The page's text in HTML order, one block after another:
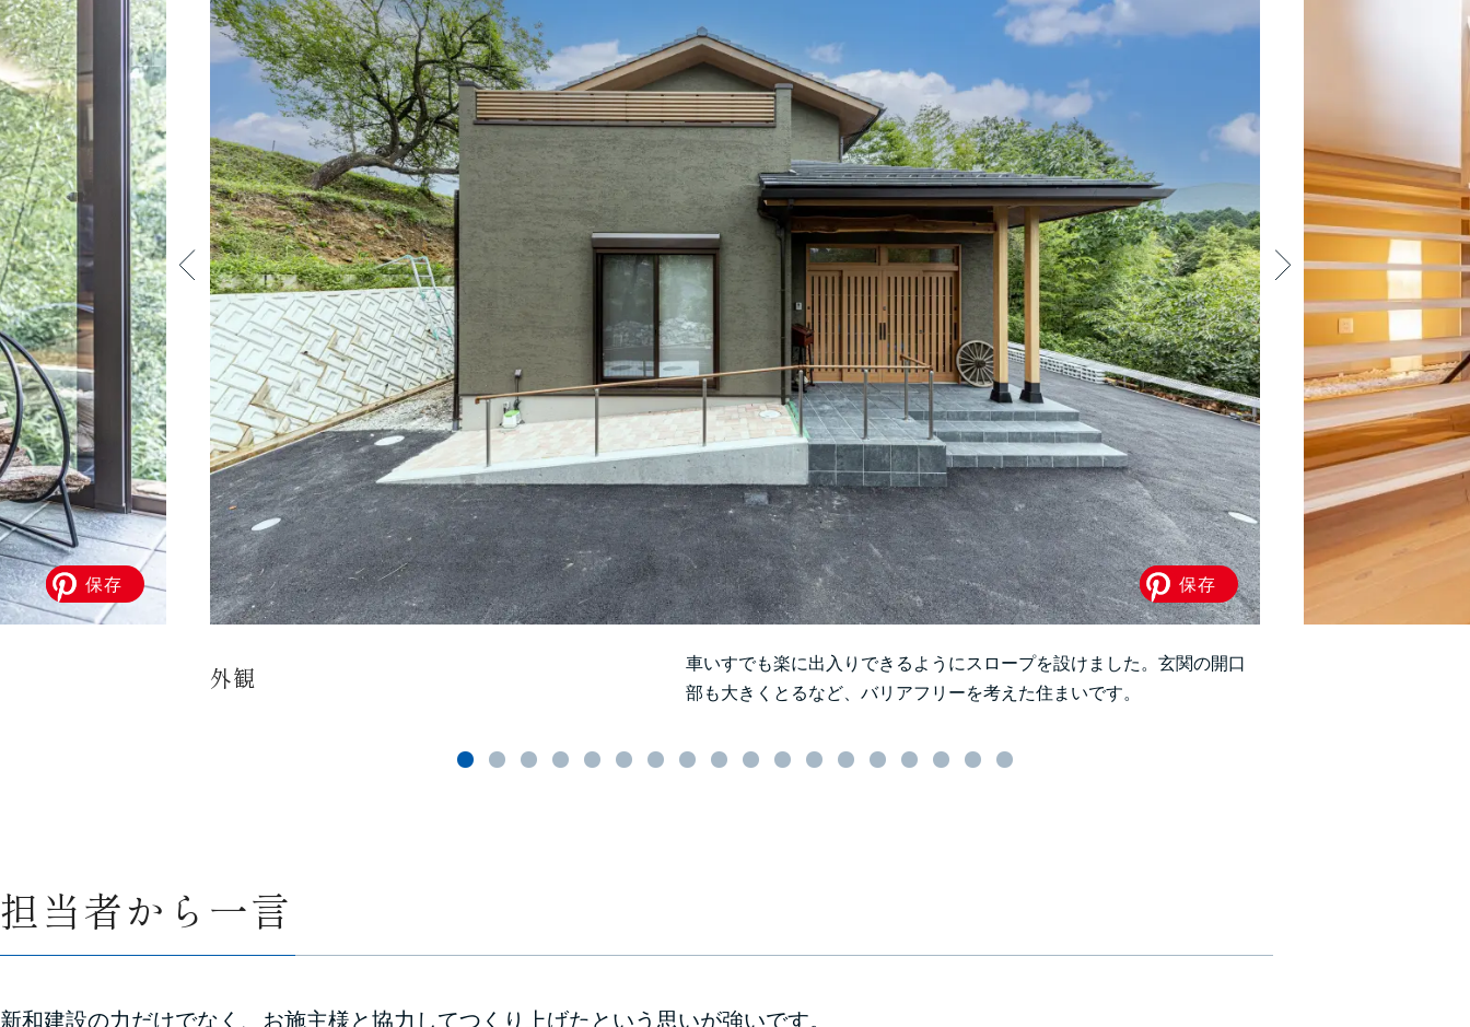
外観
車いすでも楽に出入りできるようにスロープを設けました。玄関の開口
部も大きくとるなど、バリアフリーを考えた住まいです。
担当者から一言
新和建設の力だけでなく、お施主様と協力してつくり上げたという思いが強いです。